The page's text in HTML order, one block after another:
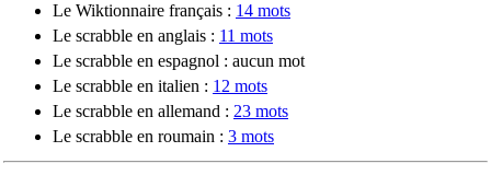
Le Wiktionnaire français : 14 mots
Le scrabble en anglais : 11 mots
Le scrabble en espagnol : aucun mot
Le scrabble en italien : 12 mots
Le scrabble en allemand : 23 mots
Le scrabble en roumain : 3 mots